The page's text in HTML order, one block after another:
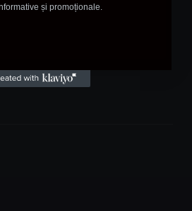
și promoționale.